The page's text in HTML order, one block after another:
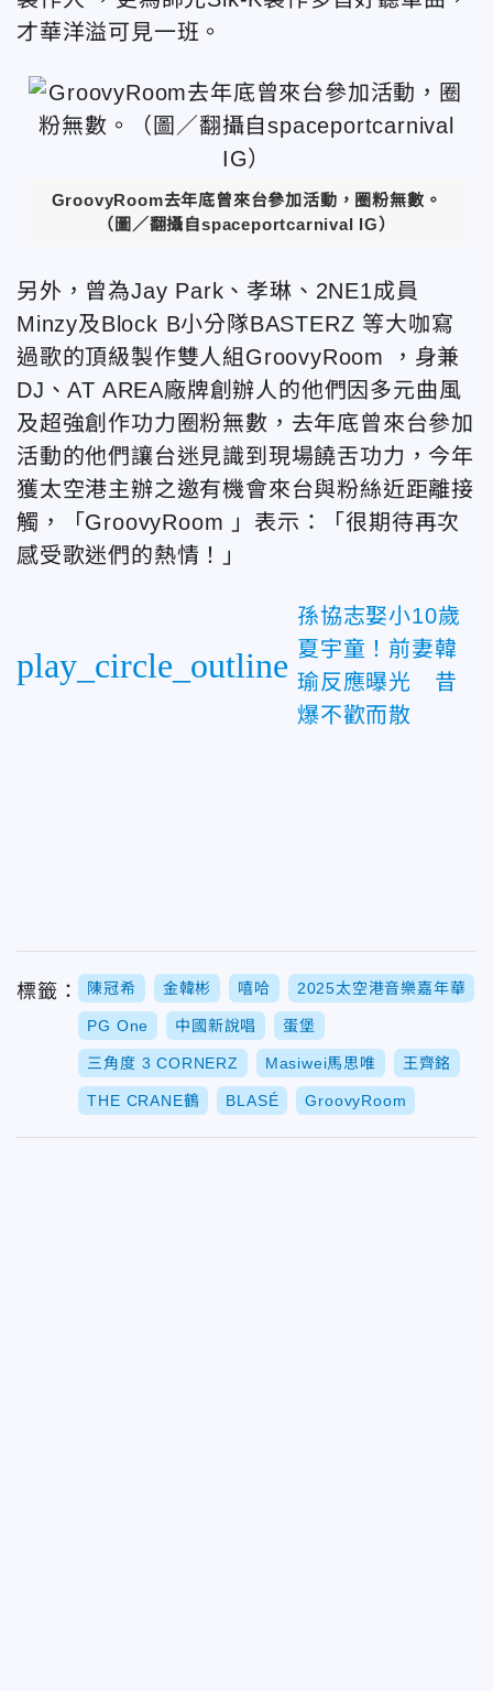
才華洋溢可見一班。
GroovyRoom去年底曾來台參加活動，圈粉無數。
（圖／翻攝自spaceportcarnival IG）
另外，曾為Jay Park、孝琳、2NE1成員
Minzy及Block B小分隊BASTERZ 等大咖寫
過歌的頂級製作雙人組GroovyRoom ，身兼
DJ、AT AREA廠牌創辦人的他們因多元曲風
及超強創作功力圈粉無數，去年底曾來台參加
活動的他們讓台迷見識到現場饒舌功力，今年
獲太空港主辦之邀有機會來台與粉絲近距離接
觸，「GroovyRoom 」表示：「很期待再次
感受歌迷們的熱情！」
play_circle_outline
孫協志娶小10歲
夏宇童！前妻韓
瑜反應曝光 昔
爆不歡而散
標籤： 陳冠希 金韓彬 嘻哈 2025太空港音樂嘉年華
PG One 中國新說唱 蛋堡
三角度 3 CORNERZ Masiwei馬思唯 王齊銘
THE CRANE鶴 BLASÉ GroovyRoom